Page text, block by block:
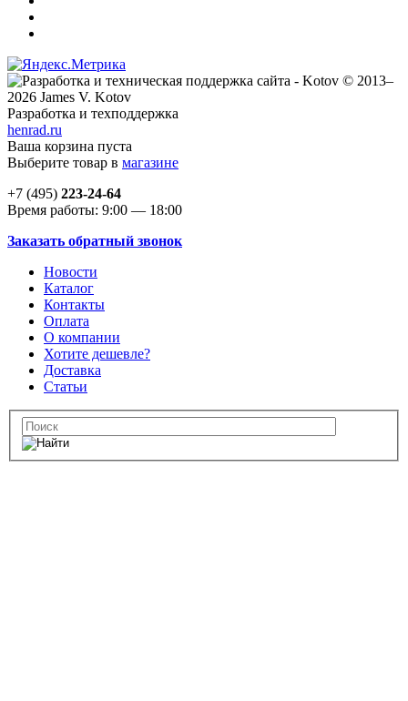
© 2013–
2026 James V. Kotov
Разработка и техподдержка
henrad.ru
Ваша корзина пуста
Выберите товар в магазине
+7 (495) 223-24-64
Время работы: 9:00 — 18:00
Заказать обратный звонок
Новости
Каталог
Контакты
Оплата
О компании
Хотите дешевле?
Доставка
Статьи